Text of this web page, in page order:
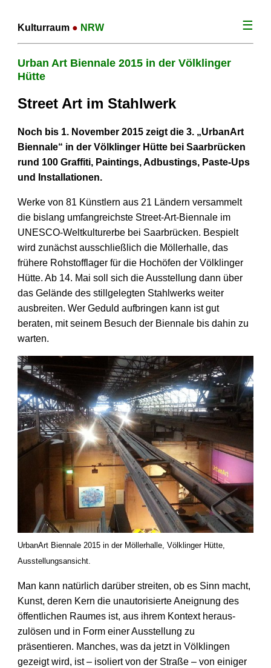
Kulturraum ● NRW ☰
Urban Art Biennale 2015 in der Völklinger
Hütte
Street Art im Stahlwerk
Noch bis 1. November 2015 zeigt die 3. „UrbanArt
Biennale“ in der Völklinger Hütte bei Saarbrücken
rund 100 Graffiti, Paintings, Adbustings, Paste-Ups
und Installationen.
Werke von 81 Künstlern aus 21 Ländern versammelt
die bislang umfangreichste Street-Art-Biennale im
UNESCO-Weltkulturerbe bei Saarbrücken. Bespielt
wird zunächst ausschließlich die Möllerhalle, das
frühere Rohstofflager für die Hochöfen der Völklinger
Hütte. Ab 14. Mai soll sich die Ausstellung dann über
das Gelände des stillgelegten Stahlwerks weiter
ausbreiten. Wer Geduld aufbringen kann ist gut
beraten, mit seinem Besuch der Biennale bis dahin zu
warten.
UrbanArt Biennale 2015 in der Möllerhalle, Völklinger Hütte,
Ausstellungsansicht.
Man kann natürlich darüber streiten, ob es Sinn macht,
Kunst, deren Kern die unautorisierte Aneignung des
öffentlichen Raumes ist, aus ihrem Kontext heraus­
zulösen und in Form einer Ausstellung zu
präsentieren. Manches, was da jetzt in Völklingen
gezeigt wird, ist – isoliert von der Straße – von einiger